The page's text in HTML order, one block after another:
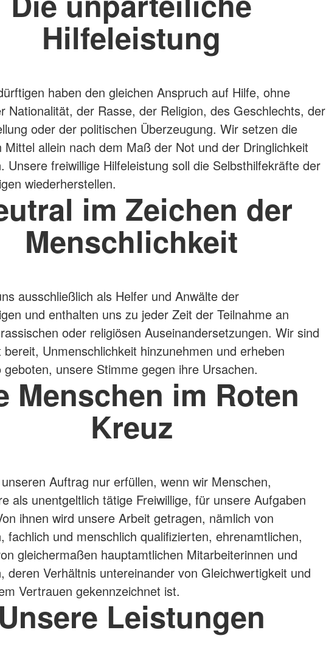
Hilfeleistung
haben den gleichen Anspruch auf Hilfe, ohne
Nationalität, der Rasse, der Religion, des Geschlechts, der
oder der politischen Überzeugung. Wir setzen die
Mittel allein nach dem Maß der Not und der Dringlichkeit
Unsere freiwillige Hilfeleistung soll die Selbsthilfekräfte der
wiederherstellen.
im Zeichen der
Menschlichkeit
ausschließlich als Helfer und Anwälte der
und enthalten uns zu jeder Zeit der Teilnahme an
oder religiösen Auseinandersetzungen. Wir sind
bereit, Unmenschlichkeit hinzunehmen und erheben
geboten, unsere Stimme gegen ihre Ursachen.
Menschen im Roten
Kreuz
Auftrag nur erfüllen, wenn wir Menschen,
als unentgeltlich tätige Freiwillige, für unsere Aufgaben
ihnen wird unsere Arbeit getragen, nämlich von
fachlich und menschlich qualifizierten, ehrenamtlichen,
gleichermaßen hauptamtlichen Mitarbeiterinnen und
deren Verhältnis untereinander von Gleichwertigkeit und
Vertrauen gekennzeichnet ist.
Unsere Leistungen